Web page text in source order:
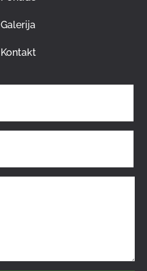
Galerija
Kontakt